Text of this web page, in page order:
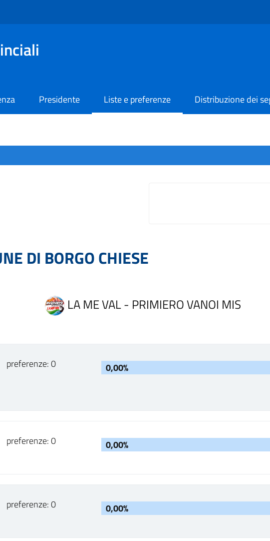
Presidente Liste e preferenze Distribuzione dei
DI BORGO CHIESE
LA ME VAL - PRIMIERO VANOI MIS
preferenze: 0 0,00%
preferenze: 0 0,00%
preferenze: 0 0,00%